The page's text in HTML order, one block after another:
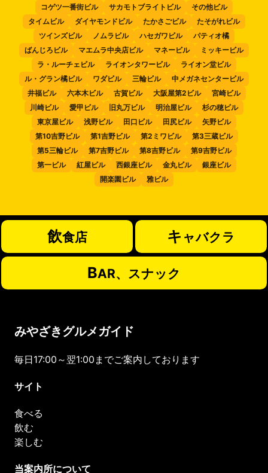
コゲツ一番街ビル
サカモトブライトビル
その他ビル
タイムビル
ダイヤモンドビル たかさごビル
たそがれビル
ツインズビル
ノムラビル ハセガワビル
パティオ橘
ばんじろビル
マエムラ中央店ビル マネービル
ミッキービル
ラ・ルーチェビル
ライオンタワービル
ライオン堂ビル
ル・グラン橘ビル
ワダビル 三輪ビル
中メガネセンタービル
井福ビル
六本木ビル 古賀ビル 大阪屋第2ビル
宮崎ビル
川崎ビル
愛甲ビル 旧丸万ビル 明治屋ビル
杉の穂ビル
東京屋ビル
浅野ビル 田口ビル 田尻ビル
矢野ビル
第10吉野ビル
第1吉野ビル 第2ミワビル
第3三蔵ビル
第5三輪ビル
第7吉野ビル 第8吉野ビル
第9吉野ビル
第一ビル
紅屋ビル 西銀座ビル 金丸ビル
銀座ビル
開楽園ビル
雅ビル
飲食店 キ ャバクラ
BAR、スナック
みやざきグルメガイド
毎日17:00～翌1:00までご案内しております
サイト
食べる
飲む
楽しむ
当案内所について